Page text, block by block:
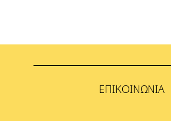
ΕΠΙΚΟΙΝΩΝΊΑ